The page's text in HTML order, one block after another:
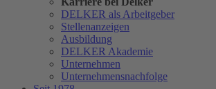
DELKER als Arbeitgeber
Stellenanzeigen
Ausbildung
DELKER Akademie
Unternehmen
Unternehmensnachfolge